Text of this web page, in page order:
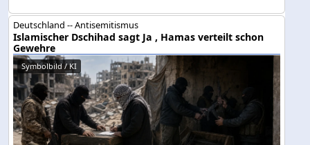
Deutschland -- Antisemitismus
Islamischer Dschihad sagt Ja , Hamas verteilt schon
Gewehre
Symbolbild / KI